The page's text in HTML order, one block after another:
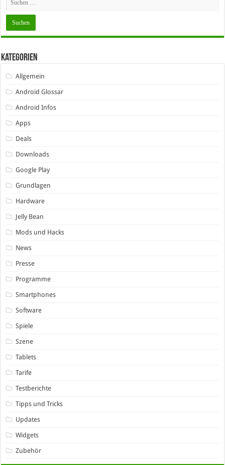
Kategorien
Allgemein
Android Glossar
Android Infos
Apps
Deals
Downloads
Google Play
Grundlagen
Hardware
Jelly Bean
Mods und Hacks
News
Presse
Programme
Smartphones
Software
Spiele
Szene
Tablets
Tarife
Testberichte
Tipps und Tricks
Updates
Widgets
Zubehör